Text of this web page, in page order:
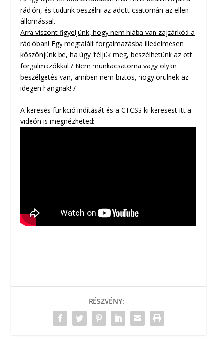
rádión, és tudunk beszélni az adott csatornán az ellen
állomással.
Arra viszont figyeljünk, hogy nem hiába van zajzárkód a
rádióban! Egy megtalált forgalmazásba illedelmesen
köszönjünk be, ha úgy ítéljük meg, beszélhetünk az ott
forgalmazókkal / Nem munkacsatorna vagy olyan
beszélgetés van, amiben nem biztos, hogy örülnek az
idegen hangnak! /
A keresés funkció indítását és a CTCSS ki keresést itt a
videón is megnézheted:
RÉSZVÉNY: